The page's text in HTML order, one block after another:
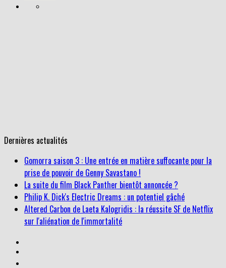
Dernières actualités
La suite du film Black Panther bientôt annoncée ?
Philip K. Dick's Electric Dreams : un potentiel gâché
Altered Carbon de Laeta Kalogridis : la réussite SF de Netflix
sur l'aliénation de l'immortalité
Gomorra saison 3 : Une entrée en matière suffocante pour la
prise de pouvoir de Genny Savastano !